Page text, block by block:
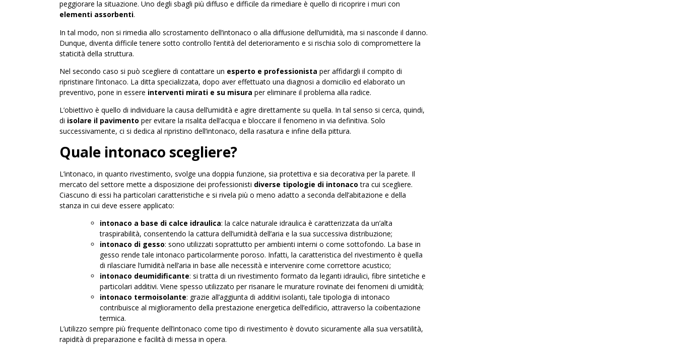
peggiorare la situazione. Uno degli sbagli più diffuso e difficile da rimediare è quello di ricoprire i muri con
elementi assorbenti.
In tal modo, non si rimedia allo scrostamento dell’intonaco o alla diffusione dell’umidità, ma si nasconde il danno.
Dunque, diventa difficile tenere sotto controllo l’entità del deterioramento e si rischia solo di compromettere la
staticità della struttura.
Nel secondo caso si può scegliere di contattare un esperto e professionista per affidargli il compito di
ripristinare l’intonaco. La ditta specializzata, dopo aver effettuato una diagnosi a domicilio ed elaborato un
preventivo, pone in essere interventi mirati e su misura per eliminare il problema alla radice.
L’obiettivo è quello di individuare la causa dell’umidità e agire direttamente su quella. In tal senso si cerca, quindi,
di isolare il pavimento per evitare la risalita dell’acqua e bloccare il fenomeno in via definitiva. Solo
successivamente, ci si dedica al ripristino dell’intonaco, della rasatura e infine della pittura.
Quale intonaco scegliere?
L’intonaco, in quanto rivestimento, svolge una doppia funzione, sia protettiva e sia decorativa per la parete. Il
mercato del settore mette a disposizione dei professionisti diverse tipologie di intonaco tra cui scegliere.
Ciascuno di essi ha particolari caratteristiche e si rivela più o meno adatto a seconda dell’abitazione e della
stanza in cui deve essere applicato:
intonaco a base di calce idraulica: la calce naturale idraulica è caratterizzata da un’alta
traspirabilità, consentendo la cattura dell’umidità dell’aria e la sua successiva distribuzione;
intonaco di gesso: sono utilizzati soprattutto per ambienti interni o come sottofondo. La base in
gesso rende tale intonaco particolarmente poroso. Infatti, la caratteristica del rivestimento è quella
di rilasciare l’umidità nell’aria in base alle necessità e intervenire come correttore acustico;
intonaco deumidificante: si tratta di un rivestimento formato da leganti idraulici, fibre sintetiche e
particolari additivi. Viene spesso utilizzato per risanare le murature rovinate dei fenomeni di umidità;
intonaco termoisolante: grazie all’aggiunta di additivi isolanti, tale tipologia di intonaco
contribuisce al miglioramento della prestazione energetica dell’edificio, attraverso la coibentazione
termica.
L’utilizzo sempre più frequente dell’intonaco come tipo di rivestimento è dovuto sicuramente alla sua versatilità,
rapidità di preparazione e facilità di messa in opera.